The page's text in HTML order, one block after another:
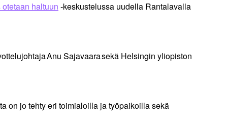
haltuun -keskustelussa uudella Rantalavalla
Anu Sajavaara sekä Helsingin yliopiston
on jo tehty eri toimialoilla ja työpaikoilla sekä